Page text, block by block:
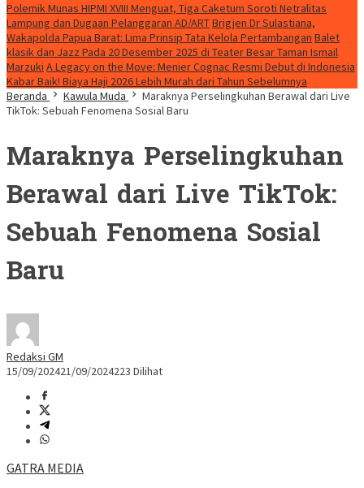
Polemik Munas HIPMI XVIII Menguat, Tiga Caketum Soroti Netralitas
Lampung dan Dugaan Pelanggaran AD/ARTBrigjen Dr Sulastiana,
Wakapolda Papua Barat: Lima Prinsip Tata Kelola Pertambangan Balet
klasik dan Jazz Pada 20 Desember 2025 di Teater Besar Taman Ismail
Marzuki A Legacy on the Move: Menier Cognac Resmi Debut di Indonesia
Kabar Baik! Biaya Haji 2026 Lebih Murah dari Tahun Sebelumnya
Beranda
Kawula Muda
Maraknya Perselingkuhan Berawal dari Live
TikTok: Sebuah Fenomena Sosial Baru
Maraknya Perselingkuhan
Berawal dari Live TikTok:
Sebuah Fenomena Sosial
Baru
Redaksi GM
15/09/202421/09/2024223 Dilihat
GATRA MEDIA